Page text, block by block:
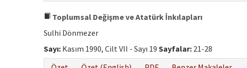
Toplumsal Değişme ve Atatürk İnkılapları
Sulhi Dönmezer
Sayı: Kasım 1990, Cilt VII - Sayı 19 Sayfalar: 21-28